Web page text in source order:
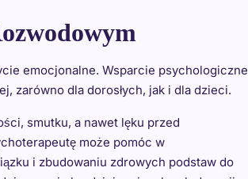
emocjonalne. Wsparcie psychologiczne
zarówno dla dorosłych, jak i dla dzieci.
smutku, a nawet lęku przed
może pomóc w
i zbudowaniu zdrowych podstaw do